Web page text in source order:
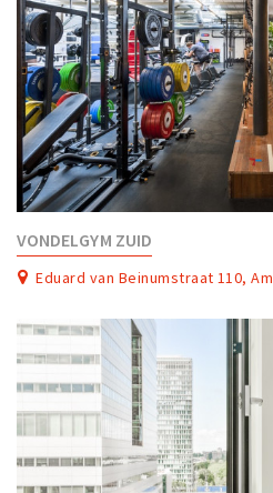
VONDELGYM ZUID
Eduard van Beinumstraat 110,